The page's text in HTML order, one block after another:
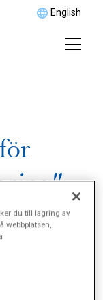
English
du till lagring av
webbplatsen,